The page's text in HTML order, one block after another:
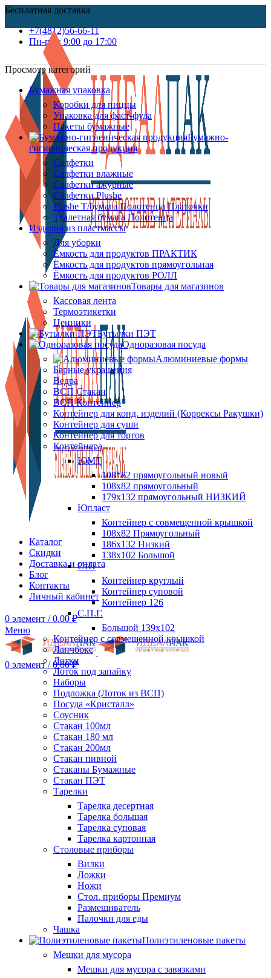
Бесплатная доставка
+7(4812)56-66-11
Пн-пт c 9:00 до 17:00
Каталог
Скидки
Доставка и оплата
Блог
Контакты
Личный кабинет
0 элемент / 0.00₽
Меню
0 элемент / 0.00₽
Просмотр категорий
Бумажная упаковка
Коробки для пиццы
Упаковка для фаст-фуда
Пакеты бумажные
Бумажно-
гигиеническая продукция
Салфетки
Салфетки влажные
Салфетки ажурные
Салфетки Plushe
Plushe Т/бумага Полотенца Платочки
Туалетная бумага Полотенца
Изделия из пластмассы
Для уборки
Ёмкость для продуктов ПРАКТИК
Ёмкость для продуктов прямоугольная
Ёмкость для продуктов РОЛЛ
Товары для магазинов
Кассовая лента
Термоэтикетки
Ценники
Бутылки ПЭТ
Одноразовая посуда
Алюминиевые формы
Барные украшения
Ведра
ВСП Стакан
ВСП Контейнер
Контейнер для конд. изделий (Коррексы Ракушки)
Контейнер для суши
Контейнер для тортов
Контейнера
ЮМТ
108*82 прямоугольный новый
108х82 прямоугольный
179х132 прямоугольный НИЗКИЙ
Юпласт
Контейнер с совмещенной крышкой
108х82 Прямоугольный
186х132 Низкий
138х102 Большой
СтП
Контейнер круглый
Контейнер суповой
Контейнер 126
С.П.Г.
Большой 139х102
Контейнер с совмещенной крышкой
Ланчбокс
Лотки
Лоток под запайку
Наборы
Подложка (Лоток из ВСП)
Посуда «Кристалл»
Соусник
Стакан 100мл
Стакан 180 мл
Стакан 200мл
Стакан пивной
Стаканы Бумажные
Стакан ПЭТ
Тарелки
Тарелка десертная
Тарелка большая
Тарелка суповая
Тарелка картонная
Столовые приборы
Вилки
Ложки
Ножи
Стол. приборы Премиум
Размешиватель
Палочки для еды
Чашка
Полиэтиленовые пакеты
Мешки для мусора
Мешки для мусора с завязками